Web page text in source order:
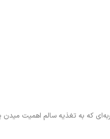
که به تغذیه سالم اهمیت میدن یه